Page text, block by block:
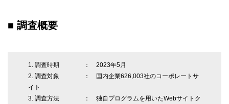
■ 調査概要
1. 調査時期 ： 2023年5月
2. 調査対象 ： 国内企業626,003社のコーポレートサ
イト
3. 調査方法 ： 独自プログラムを用いたWebサイトク